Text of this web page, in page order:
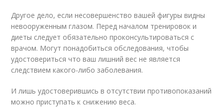
Другое дело, если несовершенство вашей фигуры видны
невооруженным глазом. Перед началом тренировок и
диеты следует обязательно проконсультироваться с
врачом. Могут понадобиться обследования, чтобы
удостовериться что ваш лишний вес не является
следствием какого-либо заболевания.
И лишь удостоверившись в отсутствии противопоказаний
можно приступать к снижению веса.